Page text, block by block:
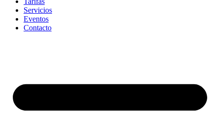
Servicios
Eventos
Contacto